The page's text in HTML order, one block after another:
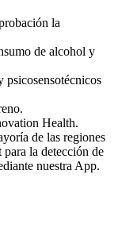
la
de alcohol y
psicosensotécnicos
Health.
de las regiones
la detección de
nuestra App.